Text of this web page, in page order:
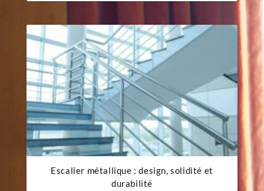
Escalier métallique : design, solidité et
durabilité